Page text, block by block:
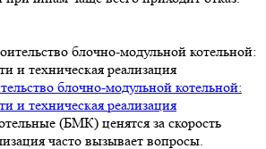
блочно-модульной котельной:
и техническая реализация
(БМК) ценятся за скорость
часто вызывает вопросы.